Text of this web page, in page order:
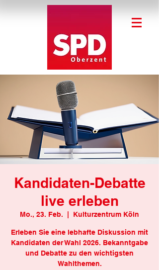
Kandidaten-Debatte
live erleben
Mo., 23. Feb. Kulturzentrum Köln
Erleben Sie eine lebhafte Diskussion mit
Kandidaten der Wahl 2026. Bekanntgabe
und Debatte zu den wichtigsten
Wahlthemen.